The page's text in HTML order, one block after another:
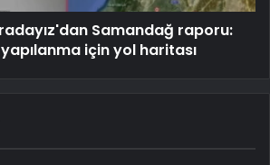
Samandağ raporu:
için yol haritası